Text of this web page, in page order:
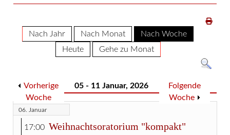
Nach Jahr Nach Monat
Nach Woche
Heute
Gehe zu Monat
Vorherige
Woche
05 - 11 Januar, 2026
Folgende
Woche
06. Januar
17:00 Weihnachtsoratorium "kompakt"